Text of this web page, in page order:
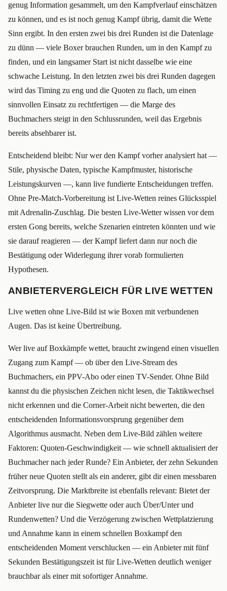
genug Information gesammelt, um den Kampfverlauf einschätzen
zu können, und es ist noch genug Kampf übrig, damit die Wette
Sinn ergibt. In den ersten zwei bis drei Runden ist die Datenlage
zu dünn — viele Boxer brauchen Runden, um in den Kampf zu
finden, und ein langsamer Start ist nicht dasselbe wie eine
schwache Leistung. In den letzten zwei bis drei Runden dagegen
wird das Timing zu eng und die Quoten zu flach, um einen
sinnvollen Einsatz zu rechtfertigen — die Marge des
Buchmachers steigt in den Schlussrunden, weil das Ergebnis
bereits absehbarer ist.
Entscheidend bleibt: Nur wer den Kampf vorher analysiert hat —
Stile, physische Daten, typische Kampfmuster, historische
Leistungskurven —, kann live fundierte Entscheidungen treffen.
Ohne Pre-Match-Vorbereitung ist Live-Wetten reines Glücksspiel
mit Adrenalin-Zuschlag. Die besten Live-Wetter wissen vor dem
ersten Gong bereits, welche Szenarien eintreten könnten und wie
sie darauf reagieren — der Kampf liefert dann nur noch die
Bestätigung oder Widerlegung ihrer vorab formulierten
Hypothesen.
ANBIETERVERGLEICH FÜR LIVE WETTEN
Live wetten ohne Live-Bild ist wie Boxen mit verbundenen
Augen. Das ist keine Übertreibung.
Wer live auf Boxkämpfe wettet, braucht zwingend einen visuellen
Zugang zum Kampf — ob über den Live-Stream des
Buchmachers, ein PPV-Abo oder einen TV-Sender. Ohne Bild
kannst du die physischen Zeichen nicht lesen, die Taktikwechsel
nicht erkennen und die Corner-Arbeit nicht bewerten, die den
entscheidenden Informationsvorsprung gegenüber dem
Algorithmus ausmacht. Neben dem Live-Bild zählen weitere
Faktoren: Quoten-Geschwindigkeit — wie schnell aktualisiert der
Buchmacher nach jeder Runde? Ein Anbieter, der zehn Sekunden
früher neue Quoten stellt als ein anderer, gibt dir einen messbaren
Zeitvorsprung. Die Marktbreite ist ebenfalls relevant: Bietet der
Anbieter live nur die Siegwette oder auch Über/Unter und
Rundenwetten? Und die Verzögerung zwischen Wettplatzierung
und Annahme kann in einem schnellen Boxkampf den
entscheidenden Moment verschlucken — ein Anbieter mit fünf
Sekunden Bestätigungszeit ist für Live-Wetten deutlich weniger
brauchbar als einer mit sofortiger Annahme.